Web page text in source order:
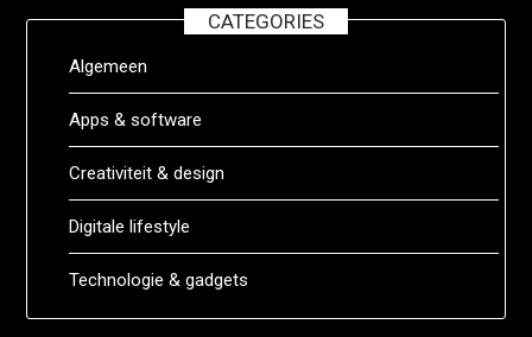
CATEGORIES
Algemeen
Apps & software
Creativiteit & design
Digitale lifestyle
Technologie & gadgets